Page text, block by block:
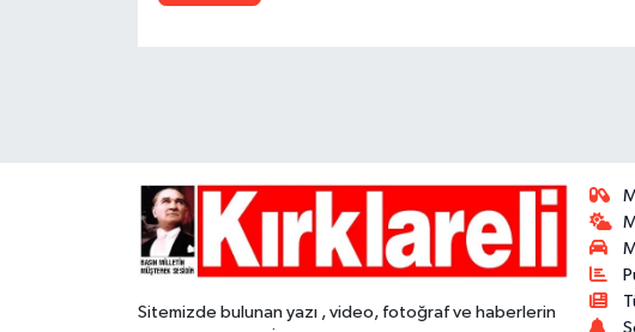
Sitemizde bulunan yazı , video, fotoğraf ve haberlerin